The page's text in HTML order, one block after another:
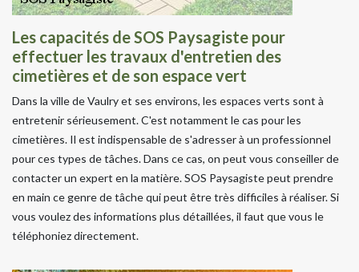
Les capacités de SOS Paysagiste pour
effectuer les travaux d'entretien des
cimetières et de son espace vert
Dans la ville de Vaulry et ses environs, les espaces verts sont à
entretenir sérieusement. C'est notamment le cas pour les
cimetières. Il est indispensable de s'adresser à un professionnel
pour ces types de tâches. Dans ce cas, on peut vous conseiller de
contacter un expert en la matière. SOS Paysagiste peut prendre
en main ce genre de tâche qui peut être très difficiles à réaliser. Si
vous voulez des informations plus détaillées, il faut que vous le
téléphoniez directement.